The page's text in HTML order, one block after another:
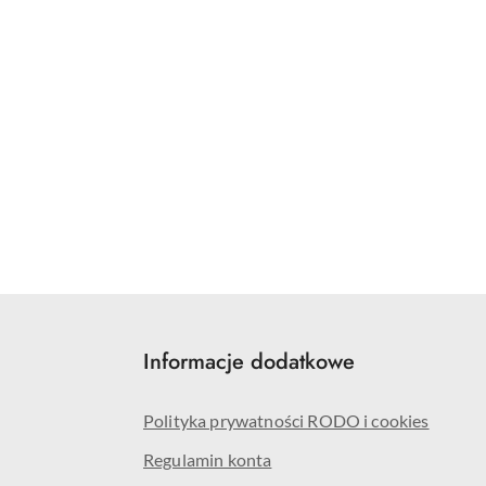
Informacje dodatkowe
Polityka prywatności RODO i cookies
Regulamin konta